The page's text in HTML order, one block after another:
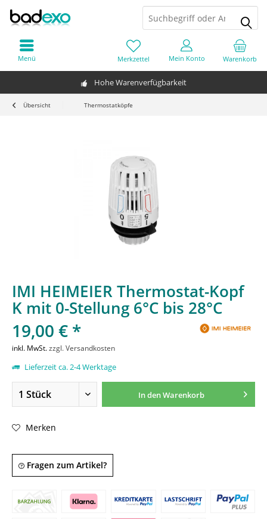
Hohe Warenverfügbarkeit
Warenkorb
Merkzettel Mein Konto
Menü
Übersicht Thermostatköpfe
IMI HEIMEIER Thermostat-Kopf
K mit 0-Stellung 6°C bis 28°C
19,00 € *
inkl. MwSt.zzgl. Versandkosten
Lieferzeit ca. 2-4 Werktage
In denWarenkorb
Merken
Fragen zum Artikel?